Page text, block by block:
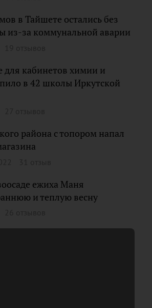
в Тайшете остались без
из-за коммунальной аварии
для кабинетов химии и
в 42 школы Иркутской
района с топором напал
ежиха Маня
и теплую весну